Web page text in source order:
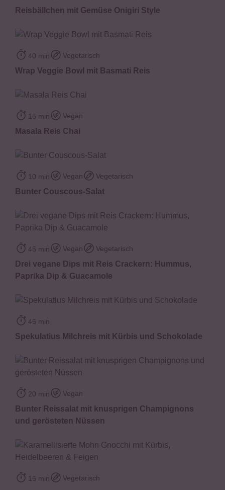
Reisbällchen mit Gemüse Onigiri Style
40 min Vegetarisch
Wrap Veggie Bowl mit Basmati Reis
15 min Vegan
Masala Reis Chai
10 min Vegan Vegetarisch
Bunter Couscous-Salat
45 min Vegan Vegetarisch
Drei vegane Dips mit Reis Crackern: Hummus,
Paprika Dip & Guacamole
45 min
Spekulatius Milchreis mit Kürbis und Schokolade
20 min Vegan
Bunter Reissalat mit knusprigen Champignons
und gerösteten Nüssen
15 min Vegetarisch